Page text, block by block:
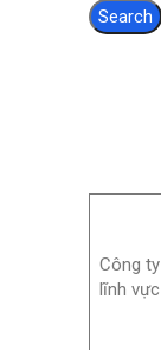
Search
Công
lĩnh